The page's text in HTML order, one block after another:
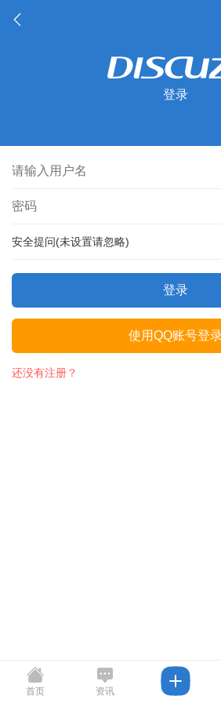
登录
安全提问(未设置请忽略)
登录
使用QQ账号登
还没有注册？
首页 资讯